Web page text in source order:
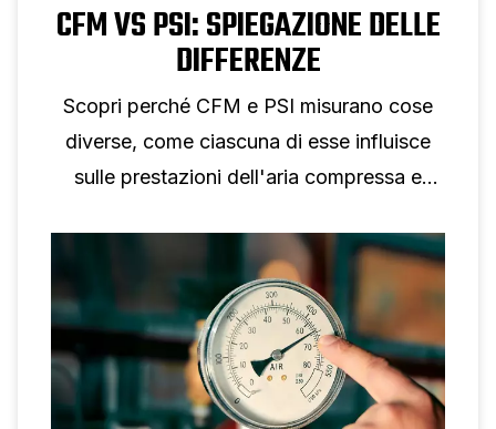
CFM VS PSI: SPIEGAZIONE DELLE
DIFFERENZE
Scopri perché CFM e PSI misurano cose
diverse, come ciascuna di esse influisce
sulle prestazioni dell'aria compressa e
individuale.